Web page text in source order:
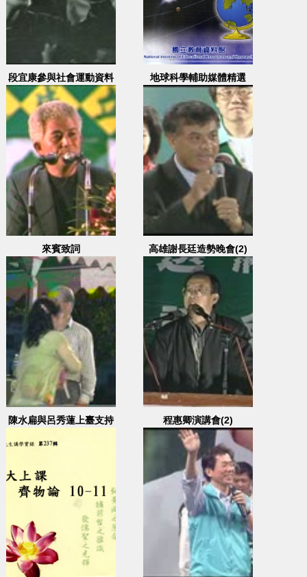
段宜康參與社會運動資料
照片
地球科學輔助媒體精選
來賓致詞
高雄謝長廷造勢晚會(2)
2002.11.24 高雄市科學工
藝博物館
陳水扁與呂秀蓮上臺支持
程惠卿演講會(2)